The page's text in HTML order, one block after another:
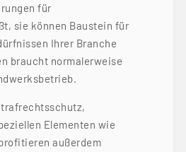
für
sie können Baustein für
Ihrer Branche
braucht normalerweise
Elementen wie
außerdem